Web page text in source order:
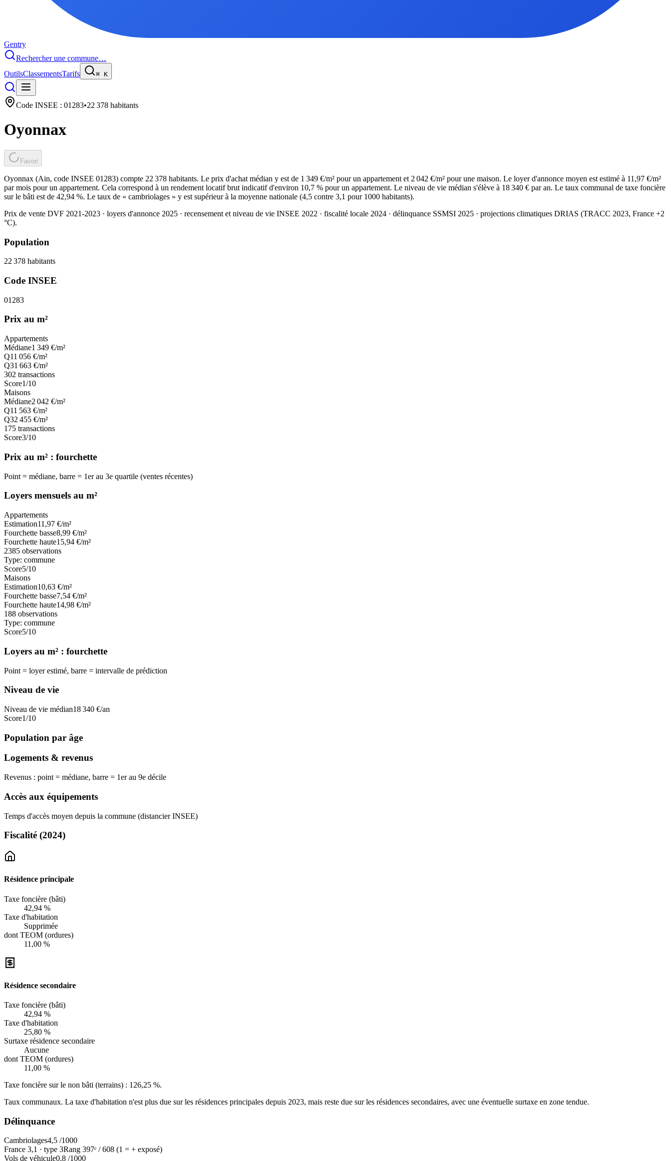
Gentry
Rechercher une commune…
OutilsClassementsTarifs ⌘ K
Code INSEE : 01283•22 378 habitants
Oyonnax
Favori
Oyonnax (Ain, code INSEE 01283) compte 22 378 habitants. Le prix d'achat médian y est de 1 349 €/m² pour un appartement et 2 042 €/m² pour une maison. Le loyer d'annonce moyen est estimé à 11,97 €/m²
par mois pour un appartement. Cela correspond à un rendement locatif brut indicatif d'environ 10,7 % pour un appartement. Le niveau de vie médian s'élève à 18 340 € par an. Le taux communal de taxe foncière
sur le bâti est de 42,94 %. Le taux de « cambriolages » y est supérieur à la moyenne nationale (4,5 contre 3,1 pour 1000 habitants).
Prix de vente DVF 2021-2023 · loyers d'annonce 2025 · recensement et niveau de vie INSEE 2022 · fiscalité locale 2024 · délinquance SSMSI 2025 · projections climatiques DRIAS (TRACC 2023, France +2
°C).
Population
22 378 habitants
Code INSEE
01283
Prix au m²
Appartements
Médiane1 349 €/m²
Q11 056 €/m²
Q31 663 €/m²
302 transactions
Score1/10
Maisons
Médiane2 042 €/m²
Q11 563 €/m²
Q32 455 €/m²
175 transactions
Score3/10
Prix au m² : fourchette
Point = médiane, barre = 1er au 3e quartile (ventes récentes)
Loyers mensuels au m²
Appartements
Estimation11,97 €/m²
Fourchette basse8,99 €/m²
Fourchette haute15,94 €/m²
2385 observations
Type: commune
Score5/10
Maisons
Estimation10,63 €/m²
Fourchette basse7,54 €/m²
Fourchette haute14,98 €/m²
188 observations
Type: commune
Score5/10
Loyers au m² : fourchette
Point = loyer estimé, barre = intervalle de prédiction
Niveau de vie
Niveau de vie médian18 340 €/an
Score1/10
Population par âge
Logements & revenus
Revenus : point = médiane, barre = 1er au 9e décile
Accès aux équipements
Temps d'accès moyen depuis la commune (distancier INSEE)
Fiscalité (2024)
Résidence principale
Taxe foncière (bâti)
42,94 %
Taxe d'habitation
Supprimée
dont TEOM (ordures)
11,00 %
Résidence secondaire
Taxe foncière (bâti)
42,94 %
Taxe d'habitation
25,80 %
Surtaxe résidence secondaire
Aucune
dont TEOM (ordures)
11,00 %
Taxe foncière sur le non bâti (terrains) : 126,25 %.
Taux communaux. La taxe d'habitation n'est plus due sur les résidences principales depuis 2023, mais reste due sur les résidences secondaires, avec une éventuelle surtaxe en zone tendue.
Délinquance
Cambriolages4,5 /1000
France 3,1 · type 3Rang 397ᵉ /608 (1 = + exposé)
Vols de véhicule0,8 /1000